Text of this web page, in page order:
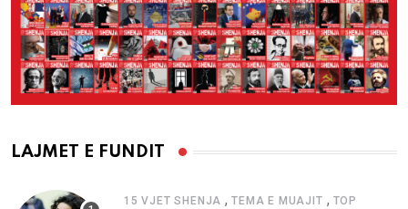
LAJMET E FUNDIT
15 VJET SHENJA ,TEMA E MUAJIT , TOP